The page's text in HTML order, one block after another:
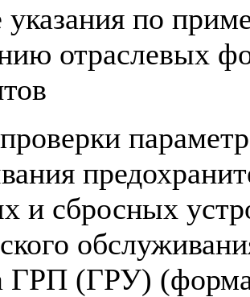
указания по
отраслевых
и сбросных
ГРП (ГРУ)